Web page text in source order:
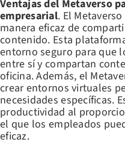
Ventajas del Metaverso
empresarial. El
manera eficaz de
contenido. Esta
entorno seguro para que
entre sí y compartan
oficina. Además, el
crear entornos virtuales
necesidades específicas.
productividad al
el que los empleados
eficaz.